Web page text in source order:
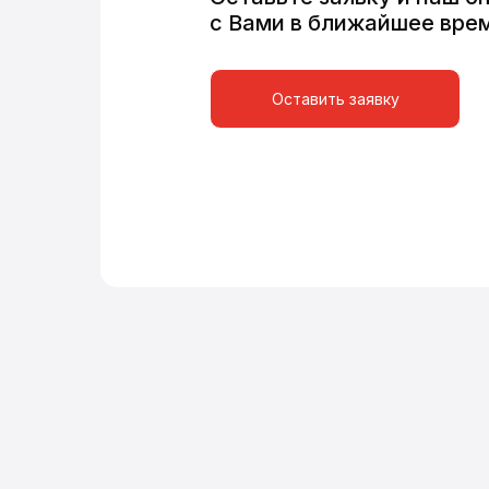
Оставить заявку
с Вами в ближайшее